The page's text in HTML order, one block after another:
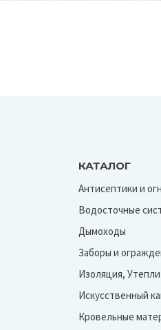
КАТАЛОГ
Антисептики и
Водосточные
Дымоходы
Заборы и
Изоляция,
Искусственный
Кровельные